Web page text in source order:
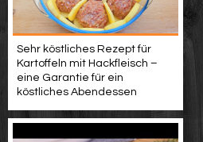
Sehr köstliches Rezept für
Kartoffeln mit Hackfleisch –
eine Garantie für ein
köstliches Abendessen